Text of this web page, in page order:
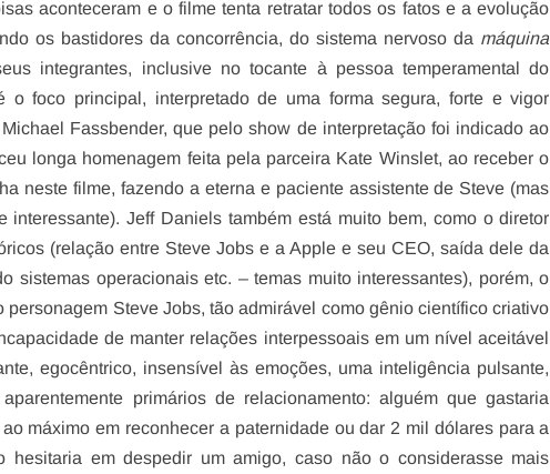
aconteceram e o filme tenta retratar todos os fatos e a evolução
os bastidores da concorrência, do sistema nervoso da máquina
integrantes, inclusive no tocante à pessoa temperamental do
o foco principal, interpretado de uma forma segura, forte e vigor
Fassbender, que pelo show de interpretação foi indicado ao
longa homenagem feita pela parceira Kate Winslet, ao receber o
neste filme, fazendo a eterna e paciente assistente de Steve (mas
Jeff Daniels também está muito bem, como o diretor
(relação entre Steve Jobs e a Apple e seu CEO, saída dele da
sistemas operacionais etc. – temas muito interessantes), porém, o
Steve Jobs, tão admirável como gênio científico criativo
de manter relações interpessoais em um nível aceitável
egocêntrico, insensível às emoções, uma inteligência pulsante,
primários de relacionamento: alguém que gastaria
máximo em reconhecer a paternidade ou dar 2 mil dólares para a
hesitaria em despedir um amigo, caso não o considerasse mais